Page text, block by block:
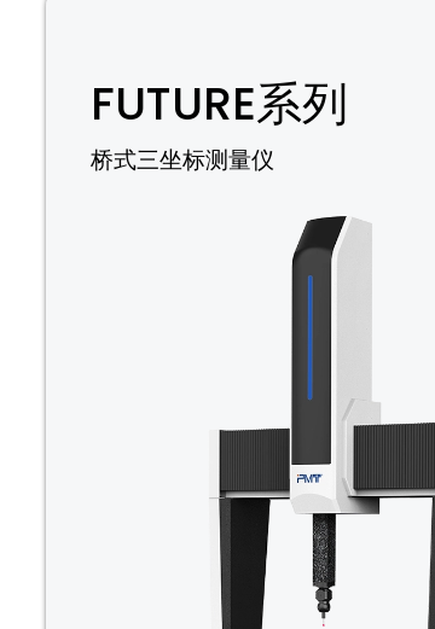
FUTURE系列
桥式三坐标测量仪